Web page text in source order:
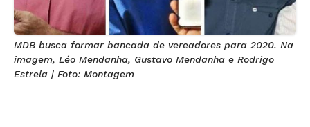
MDB busca formar bancada de vereadores para 2020. Na
imagem, Léo Mendanha, Gustavo Mendanha e Rodrigo
Estrela | Foto: Montagem